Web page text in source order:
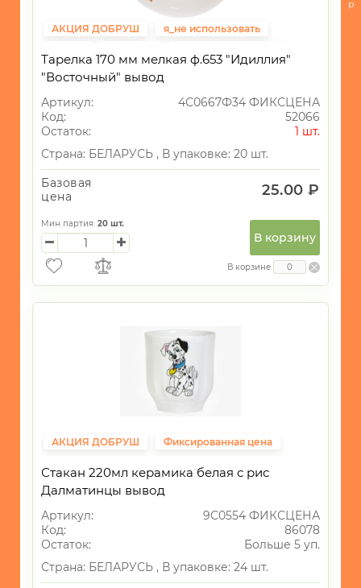
ГАЛАНТЕРЕЯ
ТЕКСТИЛЬ
ТОВАРЫ
ПИКНИКА
МОРСКАЯ
ОГОРОД
Новогодний
АКЦИЯ ДОБРУШ
я_не использовать
Распродажа
Тарелка 170 мм мелкая ф.653 "Идиллия"
"Восточный" вывод
Артикул:
4С0667Ф34 ФИКСЦЕНА
Код:
52066
Остаток:
1 шт.
Страна: БЕЛАРУСЬ , В упаковке: 20 шт.
Базовая
цена
25.00 ₽
Мин партия: 20 шт.
В корзину
В корзине
АКЦИЯ ДОБРУШ Фиксированная цена
Стакан 220мл керамика белая с рис
Далматинцы вывод
Артикул:
9С0554 ФИКСЦЕНА
Код:
86078
Остаток:
Больше 5 уп.
Страна: БЕЛАРУСЬ , В упаковке: 24 шт.
р